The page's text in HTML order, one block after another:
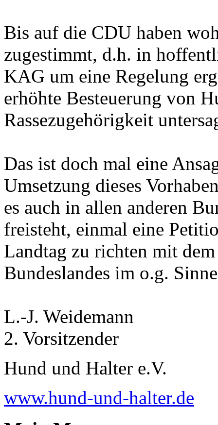
Bis auf die CDU haben
zugestimmt, d.h. in
KAG um eine Regelung
erhöhte Besteuerung von
Rassezugehörigkeit
Das ist doch mal eine
Umsetzung dieses
es auch in allen anderen
freisteht, einmal eine
Landtag zu richten mit
Bundeslandes im o.g.
L.-J. Weidemann
2. Vorsitzender
Hund und Halter e.V.
www.hund-und-halter.de